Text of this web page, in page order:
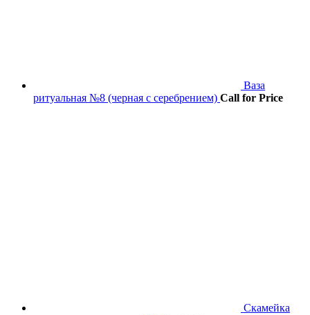
Ваза
ритуальная №8 (черная с серебрением) Call for Price
Скамейка